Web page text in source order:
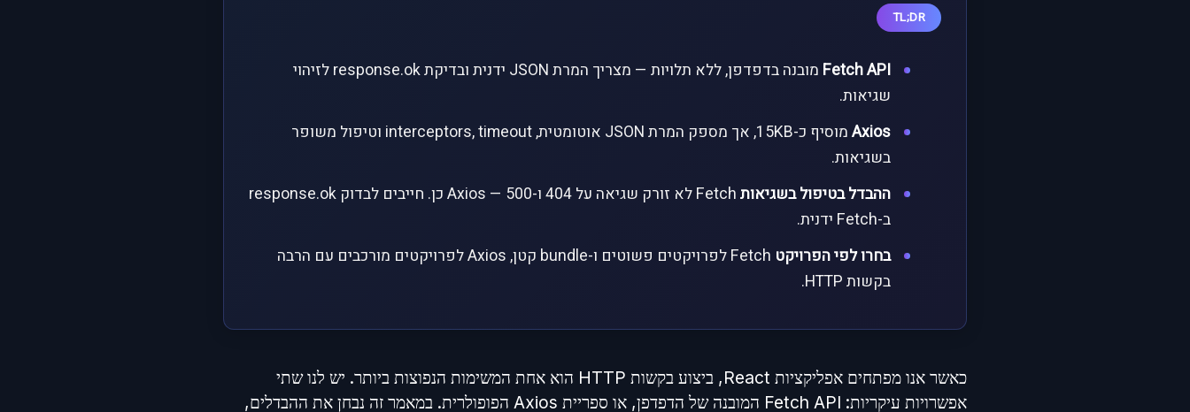
TL;DR
Fetch API
מובנה בדפדפן, ללא תלויות — מצריך המרת JSON ידנית ובדיקת response.ok לזיהוי
שגיאות.
Axios
מוסיף כ-15KB, אך מספק המרת JSON אוטומטית, interceptors, timeout וטיפול משופר
בשגיאות.
ההבדל בטיפול בשגיאות
Fetch לא זורק שגיאה על 404 ו-500 — Axios כן. חייבים לבדוק response.ok
ב-Fetch ידנית.
בחרו לפי הפרויקט
Fetch לפרויקטים פשוטים ו-bundle קטן, Axios לפרויקטים מורכבים עם הרבה
בקשות HTTP.
כאשר אנו מפתחים אפליקציות React, ביצוע בקשות HTTP הוא אחת המשימות הנפוצות ביותר. יש לנו שתי
אפשרויות עיקריות: Fetch API המובנה של הדפדפן, או ספריית Axios הפופולרית. במאמר זה נבחן את ההבדלים,